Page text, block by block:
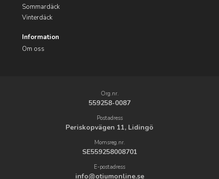
Sommardäck
Vinterdäck
Information
Om oss
Org.nr.
559258-0087
Postadress
Periskopvägen 11, Lidingö
Momsreg.nr.
SE559258008701
E-postadress
info@otiumonline.se